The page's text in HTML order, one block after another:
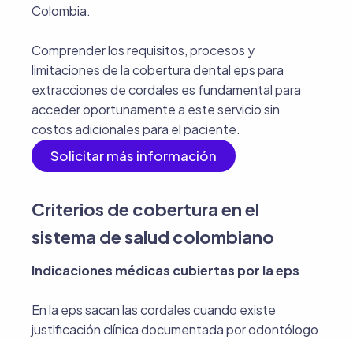
Colombia.
Comprender los requisitos, procesos y
limitaciones de la cobertura dental eps para
extracciones de cordales es fundamental para
acceder oportunamente a este servicio sin
costos adicionales para el paciente.
Solicitar más información
Criterios de cobertura en el
sistema de salud colombiano
Indicaciones médicas cubiertas por la eps
En la eps sacan las cordales cuando existe
justificación clínica documentada por odontólogo